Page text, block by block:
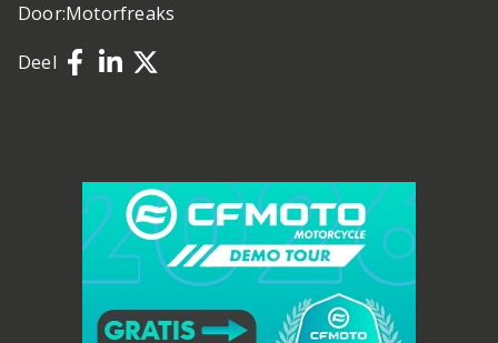
Door:Motorfreaks
Deel